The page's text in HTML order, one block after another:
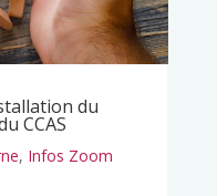
du
CCAS
, Infos Zoom